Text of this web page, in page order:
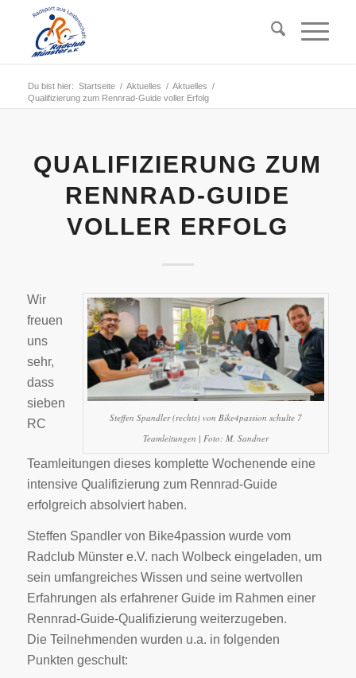
Du bist hier: Startseite / Aktuelles / Aktuelles /
Qualifizierung zum Rennrad-Guide voller Erfolg
QUALIFIZIERUNG ZUM
RENNRAD-GUIDE
VOLLER ERFOLG
Steffen Spandler (rechts) von Bike4passion schulte 7
Teamleitungen | Foto: M. Sandner
Wir
freuen
uns
sehr,
dass
sieben
RC
Teamleitungen dieses komplette Wochenende eine
intensive Qualifizierung zum Rennrad-Guide
erfolgreich absolviert haben.
Steffen Spandler von Bike4passion wurde vom
Radclub Münster e.V. nach Wolbeck eingeladen, um
sein umfangreiches Wissen und seine wertvollen
Erfahrungen als erfahrener Guide im Rahmen einer
Rennrad-Guide-Qualifizierung weiterzugeben.
Die Teilnehmenden wurden u.a. in folgenden
Punkten geschult: